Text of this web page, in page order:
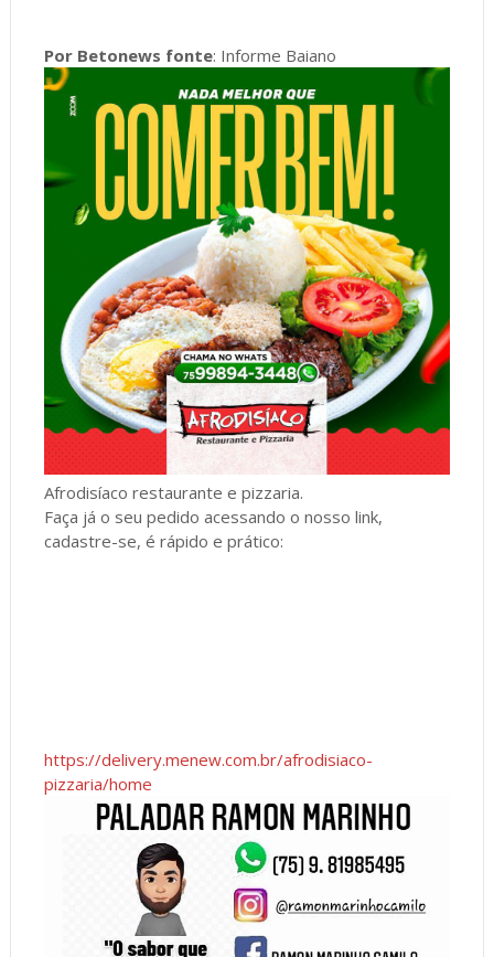
Por Betonews fonte: Informe Baiano
Afrodisíaco restaurante e pizzaria.
Faça já o seu pedido acessando o nosso link,
cadastre-se, é rápido e prático:
https://delivery.menew.com.br/afrodisiaco-
pizzaria/home